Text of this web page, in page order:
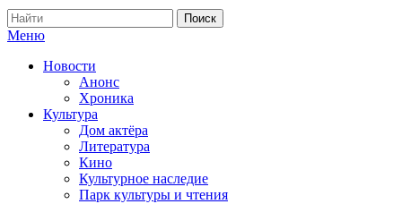
Меню
Новости
Анонс
Хроника
Культура
Дом актёра
Литература
Кино
Культурное наследие
Парк культуры и чтения